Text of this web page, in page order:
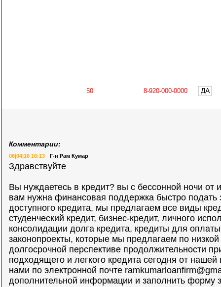
ДА
Комментарии:
06|04|16 16:13 Г-н Рам Кумар
Здравствуйте
Вы нуждаетесь в кредит? вы с бессонной ночи от
вам нужна финансовая поддержка быстро подать
доступного кредита, мы предлагаем все виды
студенческий кредит, бизнес-кредит, личного
консолидации долга кредита, кредиты для
законопроекты, которые мы предлагаем по
долгосрочной перспективе продолжительности
подходящего и легкого кредита сегодня от нашей
нами по электронной почте
дополнительной информации и заполнить форму